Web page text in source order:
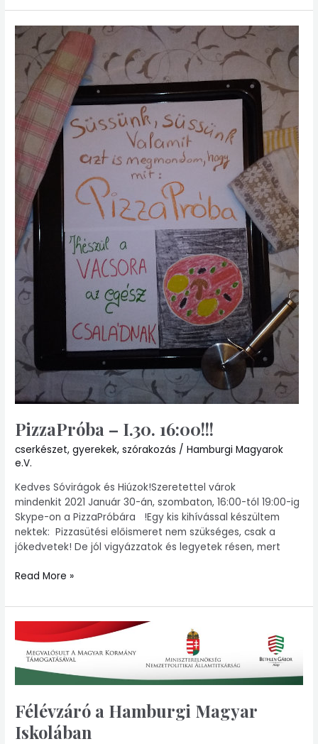
PizzaPróba – I.30. 16:00!!!
cserkészet,gyerekek,szórakozás /Hamburgi Magyarok
e.V.
Kedves Sóvirágok és Hiúzok!Szeretettel várok
mindenkit 2021 Január 30-án, szombaton, 16:00-tól 19:00-ig
Skype-on a PizzaPróbára !Egy kis kihívással készültem
nektek: Pizzasütési előismeret nem szükséges, csak a
jókedvetek! De jól vigyázzatok és legyetek résen, mert
PizzaPróba
I.30.
16:00!!!
Read More »
Félévzáró a Hamburgi Magyar
Iskolában
a
Hamburgi
Magyar
Iskolában